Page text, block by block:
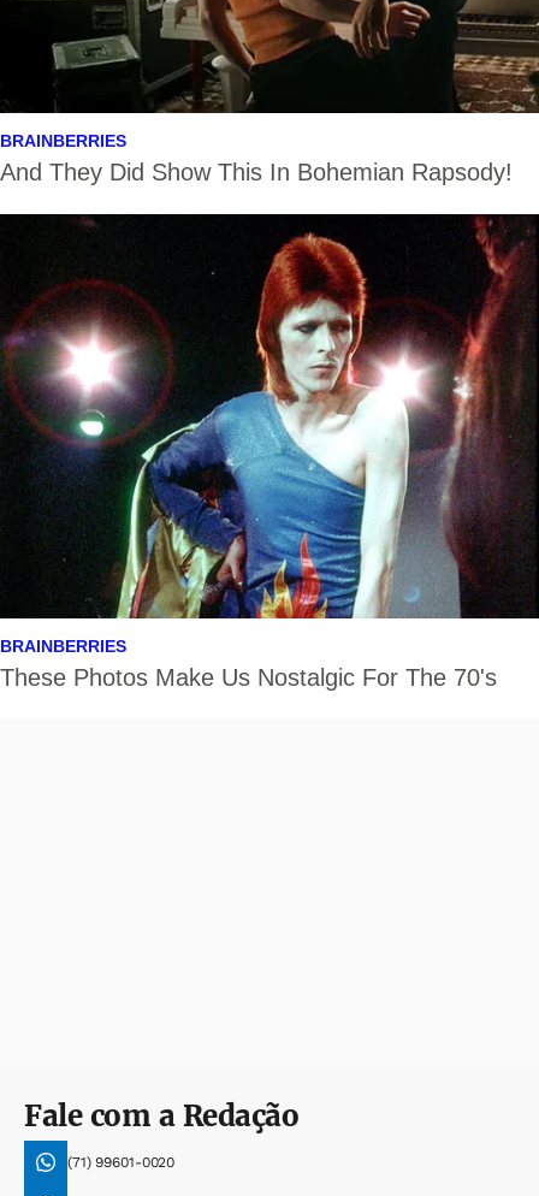
Fale com a Redação
(71) 99601-0020